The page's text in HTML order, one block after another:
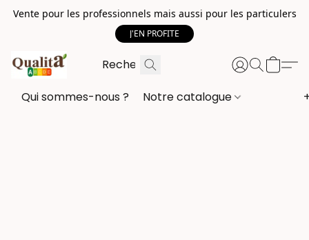
Vente pour les professionnels mais aussi pour les particulers
J'EN PROFITE
Qui sommes-nous ? Notre catalogue